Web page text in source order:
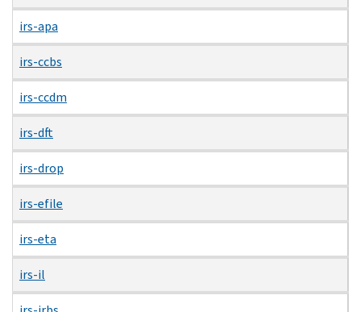
irs-apa
irs-ccbs
irs-ccdm
irs-dft
irs-drop
irs-efile
irs-eta
irs-il